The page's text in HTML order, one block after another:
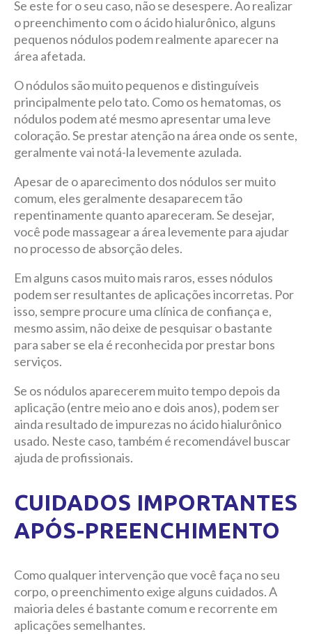
Se este for o seu caso, não se desespere. Ao realizar
o preenchimento com o ácido hialurônico, alguns
pequenos nódulos podem realmente aparecer na
área afetada.
O nódulos são muito pequenos e distinguíveis
principalmente pelo tato. Como os hematomas, os
nódulos podem até mesmo apresentar uma leve
coloração. Se prestar atenção na área onde os sente,
geralmente vai notá-la levemente azulada.
Apesar de o aparecimento dos nódulos ser muito
comum, eles geralmente desaparecem tão
repentinamente quanto apareceram. Se desejar,
você pode massagear a área levemente para ajudar
no processo de absorção deles.
Em alguns casos muito mais raros, esses nódulos
podem ser resultantes de aplicações incorretas. Por
isso, sempre procure uma clínica de confiança e,
mesmo assim, não deixe de pesquisar o bastante
para saber se ela é reconhecida por prestar bons
serviços.
Se os nódulos aparecerem muito tempo depois da
aplicação (entre meio ano e dois anos), podem ser
ainda resultado de impurezas no ácido hialurônico
usado. Neste caso, também é recomendável buscar
ajuda de profissionais.
CUIDADOS IMPORTANTES
APÓS-PREENCHIMENTO
Como qualquer intervenção que você faça no seu
corpo, o preenchimento exige alguns cuidados. A
maioria deles é bastante comum e recorrente em
aplicações semelhantes.